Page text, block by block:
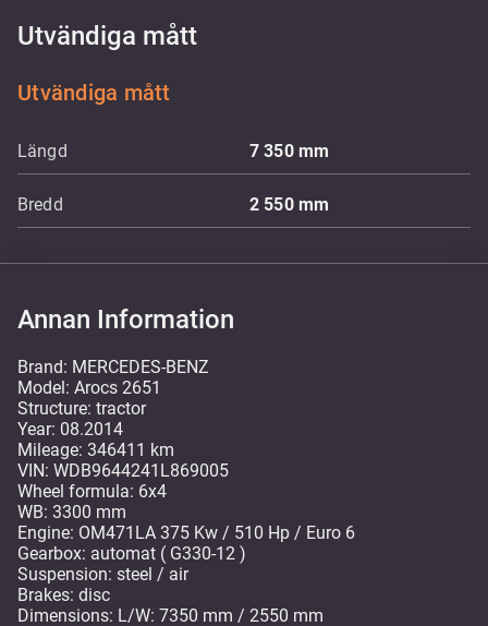
Utvändiga mått
Utvändiga mått
Längd 7 350 mm
Bredd 2 550 mm
Annan Information
Brand: MERCEDES-BENZ
Model: Arocs 2651
Structure: tractor
Year: 08.2014
Mileage: 346411 km
VIN: WDB9644241L869005
Wheel formula: 6x4
WB: 3300 mm
Engine: OM471LA 375 Kw / 510 Hp / Euro 6
Gearbox: automat ( G330-12 )
Suspension: steel / air
Brakes: disc
Dimensions: L/W: 7350 mm / 2550 mm